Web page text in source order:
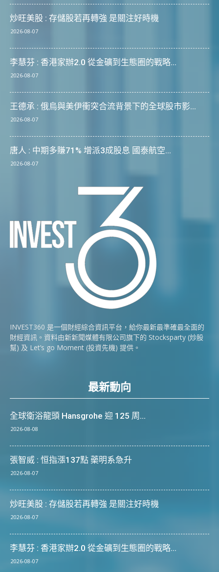
炒旺美股 : 存儲股若再轉強 是關注好時機
2026-08-07
李慧芬 : 香港家辦2.0 從金礦到生態圈的戰略...
2026-08-07
王德承 : 俄烏與美伊衝突合流背景下的全球股市影...
2026-08-07
唐人 : 中期多賺71% 增派3成股息 國泰航空...
2026-08-07
INVEST360 是一個財經綜合資訊平台，給你最新最準確最全面的
財經資訊。資料由新新聞媒體有限公司旗下的 Stocksparty (炒股
幫) 及 Let’s go Moment (投資先機) 提供。
最新動向
全球衛浴龍頭 Hansgrohe 迎 125 周...
2026-08-08
張智威 : 恒指漲137點 藥明系急升
2026-08-07
炒旺美股 : 存儲股若再轉強 是關注好時機
2026-08-07
李慧芬 : 香港家辦2.0 從金礦到生態圈的戰略...
2026-08-07